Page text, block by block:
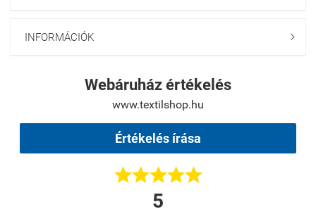
INFORMÁCIÓK 
Webáruház értékelés
www.textilshop.hu
Értékelés írása

5